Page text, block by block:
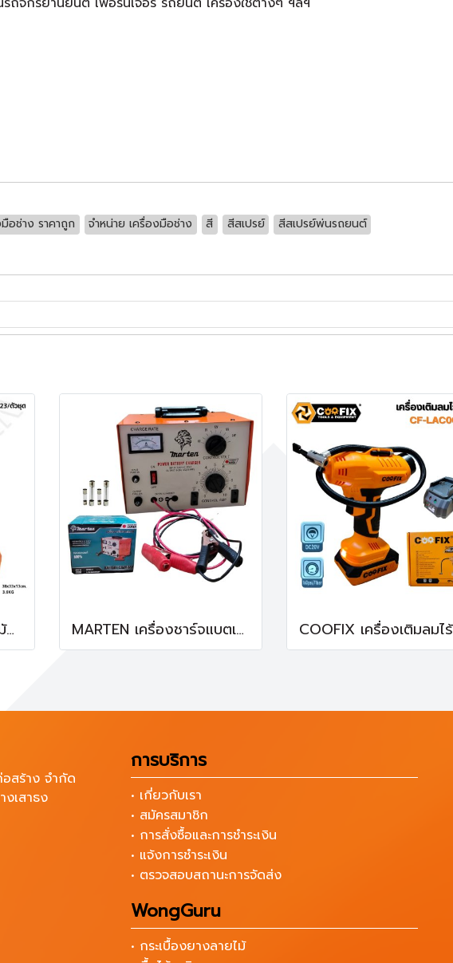
อช่าง ราคาถูก จำหน่าย เครื่องมือช่าง สี สีสเปรย์ สีสเปรย์พ่นรถยนต์
VERGIN ชุดถอดกรองน้ำมัน 23 ตัวชุด ถ้วยถอดกรองน้ำมัน MARTEN เครื่องชาร์จแบตเตอรี่ MT-BC6-24 ตู้ชาร์จแบต
สร้าง จำกัด
เสาธง
การบริการ
• เกี่ยวกับเรา
• สมัครสมาชิก
• การสั่งซื้อและการชำระเงิน
• แจ้งการชำระเงิน
• ตรวจสอบสถานะการจัดส่ง
WongGuru
• กระเบื้องยางลายไม้